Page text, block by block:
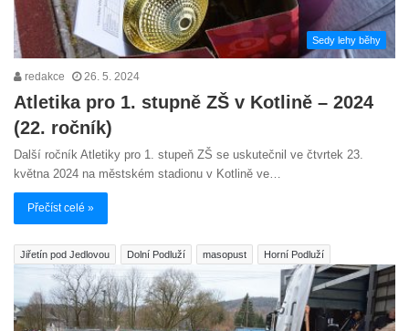
Sedy lehy běhy
redakce 26. 5. 2024
Atletika pro 1. stupně ZŠ v Kotlině – 2024
(22. ročník)
Další ročník Atletiky pro 1. stupeň ZŠ se uskutečnil ve čtvrtek 23.
května 2024 na městském stadionu v Kotlině ve…
Přečíst celé »
Jiřetín pod Jedlovou Dolní Podluží masopust Horní Podluží